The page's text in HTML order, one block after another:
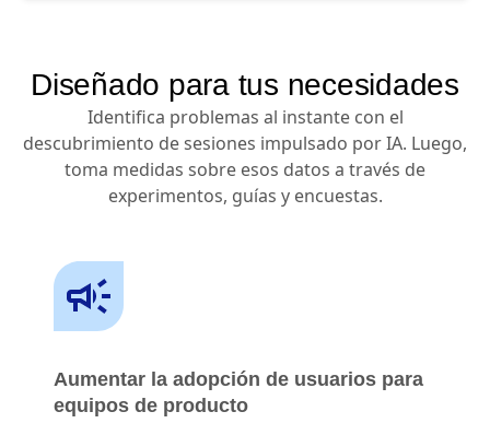
Diseñado para tus necesidades
Identifica problemas al instante con el
descubrimiento de sesiones impulsado por IA. Luego,
toma medidas sobre esos datos a través de
experimentos, guías y encuestas.
Aumentar la adopción de usuarios para
equipos de producto